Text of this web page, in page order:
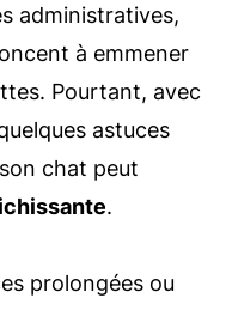
administratives,
à emmener
Pourtant, avec
astuces
chat peut
.
prolongées ou